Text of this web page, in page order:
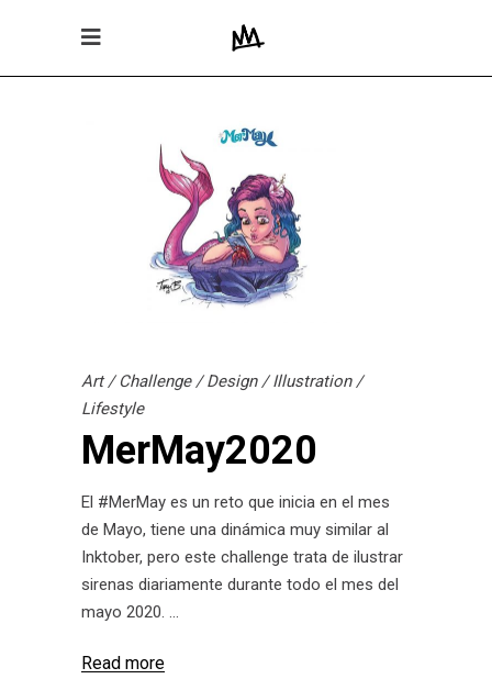
Art/Challenge/Design/Illustration/
Lifestyle
MerMay2020
El #MerMay es un reto que inicia en el mes
de Mayo, tiene una dinámica muy similar al
Inktober, pero este challenge trata de ilustrar
sirenas diariamente durante todo el mes del
mayo 2020.
Read more